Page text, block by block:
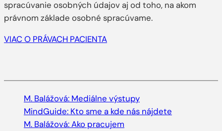
spracúvanie osobných údajov aj od toho, na akom
právnom základe osobné spracúvame.
VIAC O PRÁVACH PACIENTA
M. Balážová: Mediálne výstupy
MindGuide: Kto sme a kde nás nájdete
M. Balážová: Ako pracujem